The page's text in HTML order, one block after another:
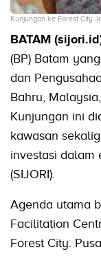
Kunjungan ke Forest City
BATAM
(BP) Batam
dan
Bahru,
Kunjungan ini
kawasan
investasi dalam
(SIJORI).
Agenda utama
Facilitation
Forest City.